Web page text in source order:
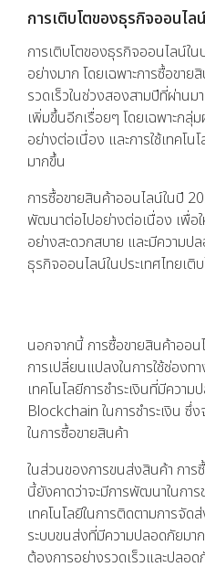
การเติบโตของธุรกิจออนไล
การเติบโตของธุรกิจออนไลน์ใ
อย่างมาก โดยเฉพาะการซื้อขา
รวดเร็วในช่วงสองสามปีที่ผ่านม
เพิ่มขึ้นอีกเรื่อยๆ โดยเฉพาะกลุ่
อย่างต่อเนื่อง และการใช้เทคโ
มากขึ้น
การซื้อขายสินค้าออนไลน์ในปี
พัฒนาต่อไปอย่างต่อเนื่อง เพื่อ
อย่างสะดวกสบาย และมีความป
ธุรกิจออนไลน์ในประเทศไทยเติ
นอกจากนี้ การซื้อขายสินค้าออ
การเปลี่ยนแปลงในการใช้ช่องทา
เทคโนโลยีการชำระเงินที่มีควา
Blockchain ในการชำระเงิน ซึ่
ในการซื้อขายสินค้า
ในส่วนของการขนส่งสินค้า กา
นี้ยังคาดว่าจะมีการพัฒนาในกา
เทคโนโลยีในการติดตามการจัด
ระบบขนส่งที่มีความปลอดภัยมา
ต้องการอย่างรวดเร็วและปลอด